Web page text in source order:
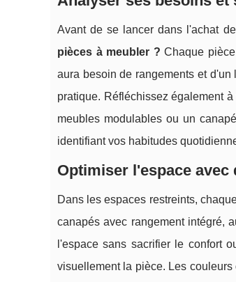
Avant de se lancer dans l'achat
pièces à meubler ? Chaque
aura besoin de rangements et
pratique. Réfléchissez également
meubles modulables ou un
identifiant vos habitudes
Optimiser l'espace
Dans les espaces restreints,
canapés avec rangement intégré,
l'espace sans sacrifier le confort
visuellement la pièce. Les